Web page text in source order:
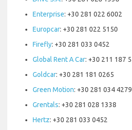
Enterprise: +30 281 022 6002
Europcar: +30 281 022 5150
Firefly: +30 281 033 0452
Global Rent A Car: +30 211 187
Goldcar: +30 281 181 0265
Green Motion: +30 281 034 4279
Grentals: +30 281 028 1338
Hertz: +30 281 033 0452